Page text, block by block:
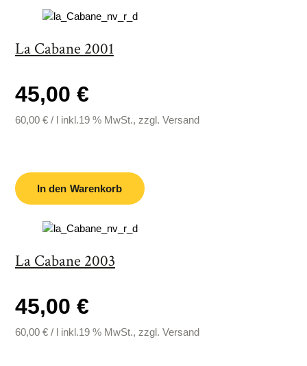
La Cabane 2001
45,00 €
60,00 €/ linkl.19 % MwSt., zzgl. Versand
In den Warenkorb
La Cabane 2003
45,00 €
60,00 €/ linkl.19 % MwSt., zzgl. Versand